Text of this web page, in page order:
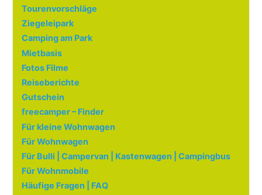
Tourenvorschläge
Ziegeleipark
Camping am Park
Mietbasis
Fotos Filme
Reiseberichte
Gutschein
freecamper – Finder
Für kleine Wohnwagen
Für Wohnwagen
Für Bulli | Campervan | Kastenwagen | Campingbus
Für Wohnmobile
Häufige Fragen | FAQ